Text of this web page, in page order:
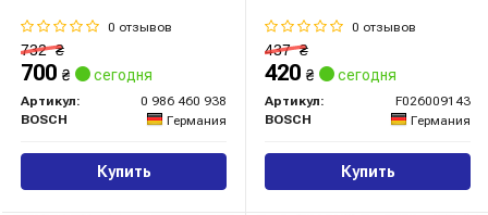
0 отзывов
732₴
700 ₴ сегодня
Артикул:
0 986 460 938
BOSCH
Германия
Купить
0 отзывов
437₴
420 ₴ сегодня
Артикул:
F026009143
BOSCH
Германия
Купить